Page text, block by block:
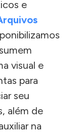
e
visual e
para
seu
além de
na